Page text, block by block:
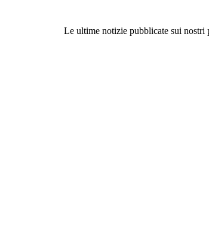
Le ultime notizie pubblicate sui